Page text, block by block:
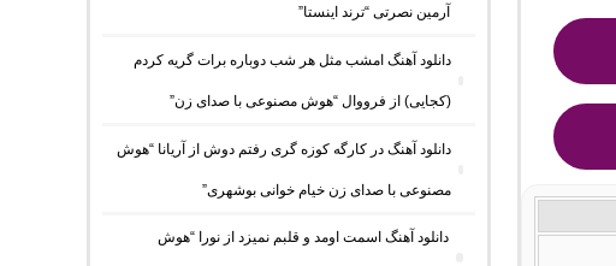
آرمین نصرتی “ترند اینستا”
دانلود آهنگ امشب مثل هر شب دوباره برات گریه کردم
(کجایی) از فرووال “هوش مصنوعی با صدای زن”
دانلود آهنگ در کارگه کوزه گری رفتم دوش از آریانا “هوش
مصنوعی با صدای زن خیام خوانی بوشهری”
دانلود آهنگ اسمت اومد و قلبم نمیزد از نورا “هوش